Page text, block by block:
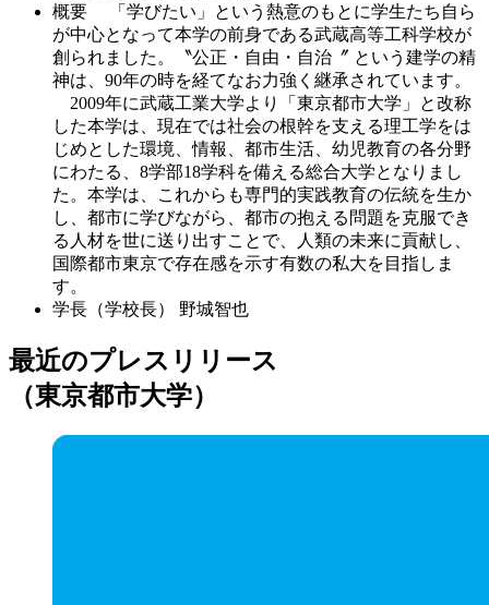
概要
「学びたい」という熱意のもとに学生たち自ら
が中心となって本学の前身である武蔵高等工科学校が
創られました。〝公正・自由・自治〞 という建学の精
神は、90年の時を経てなお力強く継承されています。
2009年に武蔵工業大学より「東京都市大学」と改称
した本学は、現在では社会の根幹を支える理工学をは
じめとした環境、情報、都市生活、幼児教育の各分野
にわたる、8学部18学科を備える総合大学となりまし
た。本学は、これからも専門的実践教育の伝統を生か
し、都市に学びながら、都市の抱える問題を克服でき
る人材を世に送り出すことで、人類の未来に貢献し、
国際都市東京で存在感を示す有数の私大を目指しま
す。
学長（学校長）
野城智也
最近のプレスリリース
（東京都市大学）